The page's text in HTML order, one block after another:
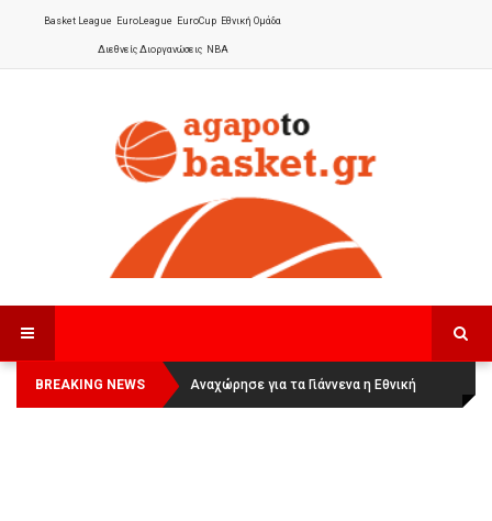
Basket League EuroLeague EuroCup Εθνική Ομάδα
Διεθνείς Διοργανώσεις NBA
BREAKING NEWS
Οι Πάνθηρες Καβάλας στην Women
Basketball League 1
Αναχώρησε για τα Γιάννενα η Εθνική
Γυναικών: